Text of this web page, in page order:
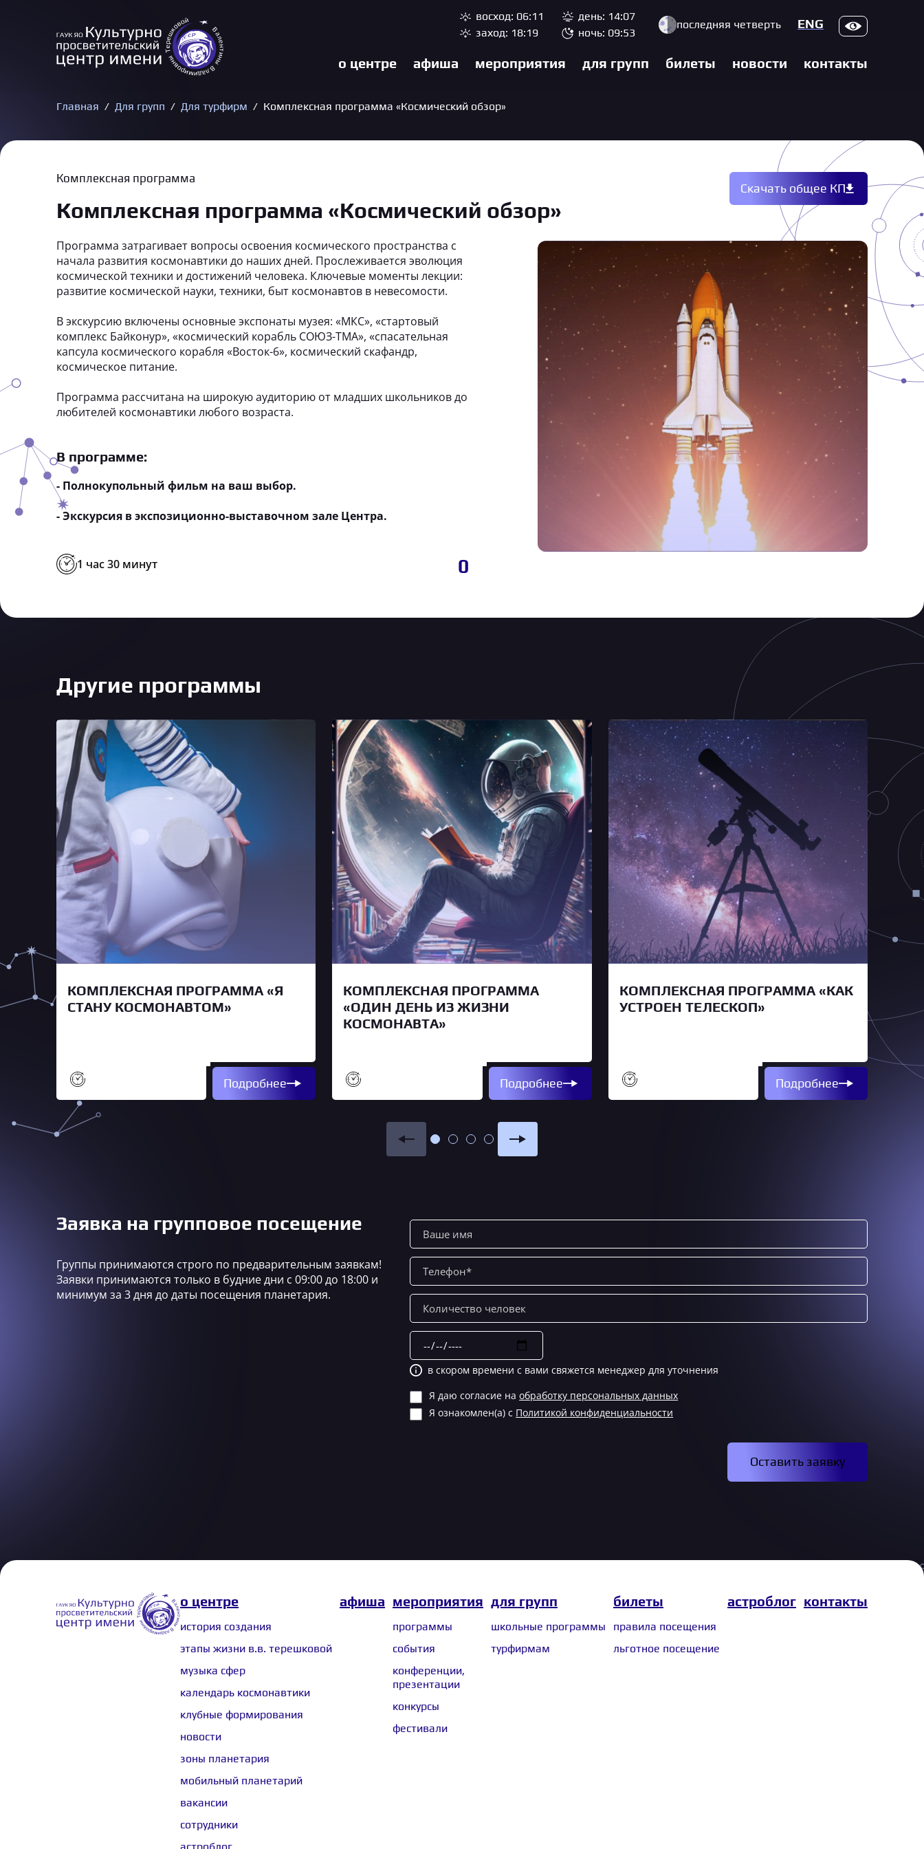
о центре афиша мероприятия для групп билеты новости контакты
восход: 06:11
заход: 18:19
день: 14:07
ночь: 09:53
последняя четверть ENG
Главная Для групп Для турфирм Комплексная программа «Космический обзор»
Комплексная программа
Комплексная программа «Космический обзор»
Программа затрагивает вопросы освоения космического пространства с
начала развития космонавтики до наших дней. Прослеживается эволюция
космической техники и достижений человека. Ключевые моменты лекции:
развитие космической науки, техники, быт космонавтов в невесомости.
В экскурсию включены основные экспонаты музея: «МКС», «стартовый
комплекс Байконур», «космический корабль СОЮЗ-ТМА», «спасательная
капсула космического корабля «Восток-6», космический скафандр,
космическое питание.
Программа рассчитана на широкую аудиторию от младших школьников до
любителей космонавтики любого возраста.
В программе:
- Полнокупольный фильм на ваш выбор.
- Экскурсия в экспозиционно-выставочном зале Центра.
1 час 30 минут 0
Скачать общее КП
Другие программы
КОМПЛЕКСНАЯ ПРОГРАММА «Я
СТАНУ КОСМОНАВТОМ»
Подробнее
КОМПЛЕКСНАЯ ПРОГРАММА
«ОДИН ДЕНЬ ИЗ ЖИЗНИ
КОСМОНАВТА»
Подробнее
КОМПЛЕКСНАЯ ПРОГРАММА «КАК
УСТРОЕН ТЕЛЕСКОП»
Подробнее
Заявка на групповое посещение
Группы принимаются строго по предварительным заявкам!
Заявки принимаются только в будние дни с 09:00 до 18:00 и
минимум за 3 дня до даты посещения планетария.
в скором времени с вами свяжется менеджер для уточнения
Я даю согласие наобработку персональных данных
Я ознакомлен(а) с Политикой конфиденциальности
о центре
история создания
этапы жизни в.в. терешковой
музыка сфер
календарь космонавтики
клубные формирования
новости
зоны планетария
мобильный планетарий
вакансии
сотрудники
афиша мероприятия
программы
события
конференции,
презентации
конкурсы
фестивали
для групп
школьные программы
турфирмам
билеты
правила посещения
льготное посещение
астроблог контакты